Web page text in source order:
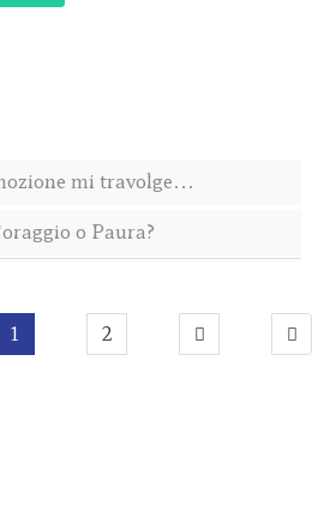
mi travolge...
o Paura?
1 2